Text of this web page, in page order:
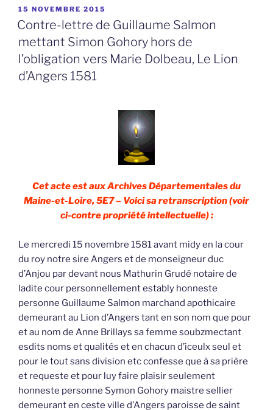
PUBLIÉ
LE
15 NOVEMBRE 2015
Contre-lettre de Guillaume Salmon
mettant Simon Gohory hors de
l’obligation vers Marie Dolbeau, Le Lion
d’Angers 1581
Cet acte est aux Archives Départementales du
Maine-et-Loire, 5E7 – Voici sa retranscription (voir
ci-contre propriété intellectuelle) :
Le mercredi 15 novembre 1581 avant midy en la cour
du roy notre sire Angers et de monseigneur duc
d’Anjou par devant nous Mathurin Grudé notaire de
ladite cour personnellement estably honneste
personne Guillaume Salmon marchand apothicaire
demeurant au Lion d’Angers tant en son nom que pour
et au nom de Anne Brillays sa femme soubzmectant
esdits noms et qualités et en chacun d’iceulx seul et
pour le tout sans division etc confesse que à sa prière
et requeste et pour luy faire plaisir seulement
honneste personne Symon Gohory maistre sellier
demeurant en ceste ville d’Angers paroisse de saint